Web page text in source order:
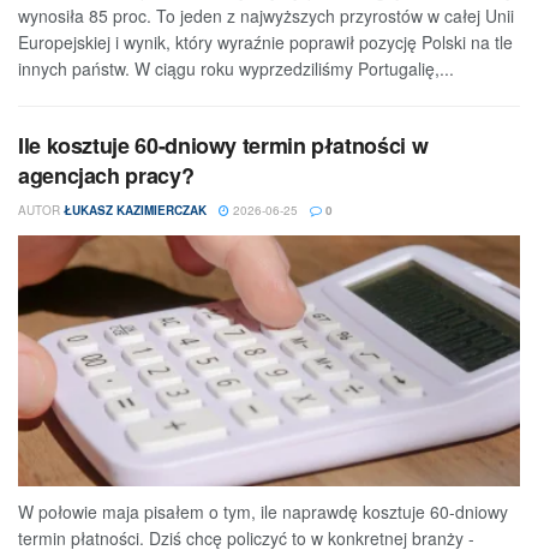
wynosiła 85 proc. To jeden z najwyższych przyrostów w całej Unii
Europejskiej i wynik, który wyraźnie poprawił pozycję Polski na tle
innych państw. W ciągu roku wyprzedziliśmy Portugalię,...
Ile kosztuje 60-dniowy termin płatności w
agencjach pracy?
AUTOR ŁUKASZ KAZIMIERCZAK 2026-06-25 0
W połowie maja pisałem o tym, ile naprawdę kosztuje 60-dniowy
termin płatności. Dziś chcę policzyć to w konkretnej branży -